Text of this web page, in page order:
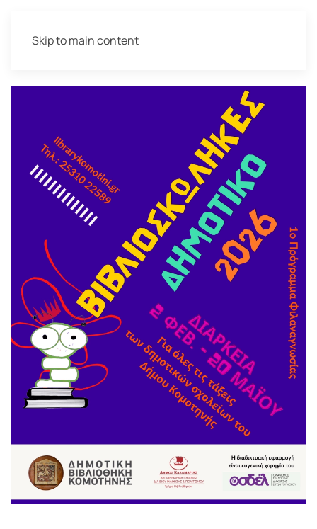
Skip to main content